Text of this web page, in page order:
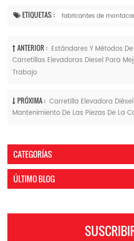
ETIQUETAS : fabricantes de
ANTERIOR : Estándares Y Métodos
Carretillas Elevadoras Diesel Para
Trabajo
PRÓXIMA : Carretilla Elevadora
Mantenimiento De Las Piezas De La
CATEGORÍAS
ÚLTIMO BLOG